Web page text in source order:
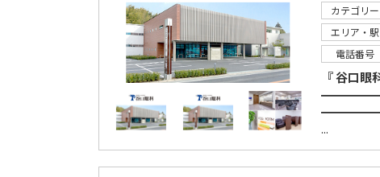
カテゴリー
エリア・駅
電話番号
『 谷口
...